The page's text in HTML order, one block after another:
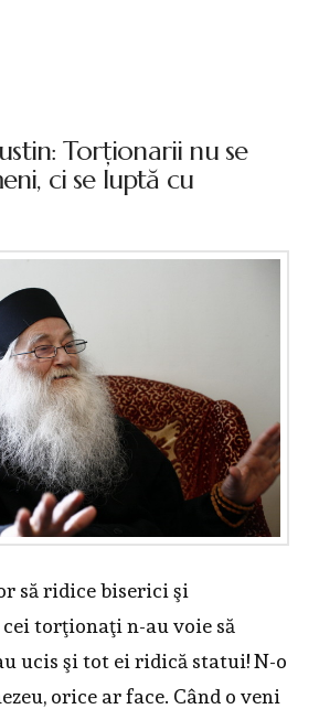
Torţionarii nu se
ci se luptă cu
să ridice biserici şi
torţionaţi n-au voie să
ucis şi tot ei ridică statui! N-o
orice ar face. Când o veni